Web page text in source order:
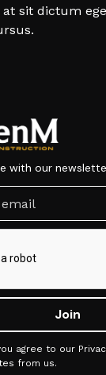
at sit dictum
with our
agree to our
from us.